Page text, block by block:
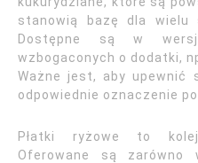
stanowią bazę dla wielu
Dostępne są w
wzbogaconych o dodatki,
Ważne jest, aby upewnić
odpowiednie oznaczenie
Płatki ryżowe to
Oferowane są